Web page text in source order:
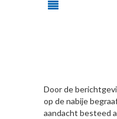
Door de
op de nabije
aandacht besteed